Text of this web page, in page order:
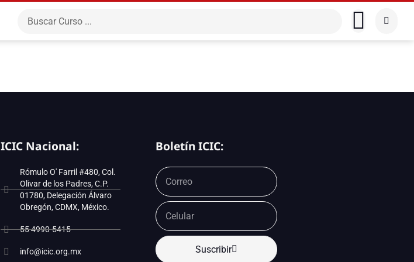
ICIC Nacional:
Rómulo O' Farril #480, Col.
Olivar de los Padres, C.P.
01780, Delegación Álvaro
Obregón, CDMX, México.
55 4990-5415
info@icic.org.mx
Boletín ICIC:
Suscribir